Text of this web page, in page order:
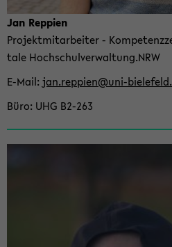
Jan Rep­pien
Pro­jekt­mit­ar­bei­ter -
ta­le Hoch­schul­ver­wal­tung.NRW
E-​Mail jan.rep­pien@uni-​
Büro UHG B2-​263